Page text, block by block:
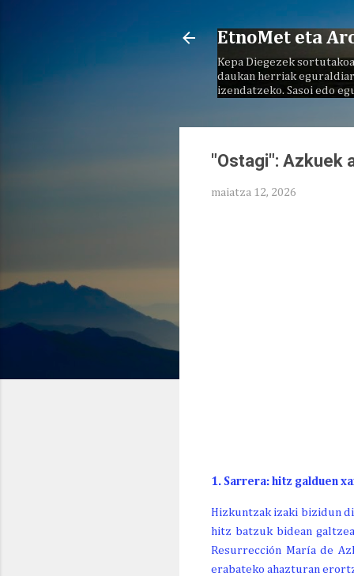
EtnoMet eta
Kepa Diegezek
daukan herriak
izendatzeko. Sasoi edo
"Ostagi": Azkuek
maiatza 12, 2026
1. Sarrera: hitz galduen
Hizkuntzak izaki bizidun
hitz batzuk bidean
Resurrección María de
erabateko ahazturan
GAUR
BIHAR
17º/